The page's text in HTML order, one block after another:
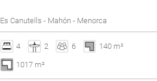
Es Canutells - Mahón - Menorca
4 2 6 140 m²
1017 m²